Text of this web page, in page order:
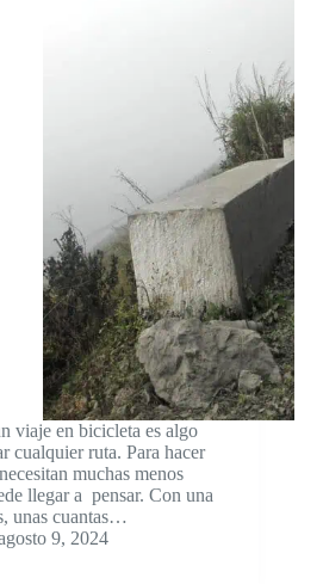
viaje en bicicleta es algo
cualquier ruta. Para hacer
muchas menos
llegar a pensar. Con una
unas cuantas…
9, 2024